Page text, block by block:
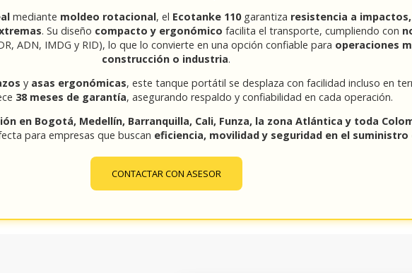
mediante moldeo rotacional, el Ecotanke 110garantiza resistencia a
. Su diseño compacto y ergonómico facilita el transporte, cumpliendo con
ADN, IMDG y RID), lo que lo convierte en una opción confiable para operaciones
construcción o industria.
y asas ergonómicas, este tanque portátil se desplaza con facilidad incluso en
38 meses de garantía, asegurando respaldo y confiabilidad en cada operación.
en Bogotá, Medellín, Barranquilla, Cali, Funza, la zona Atlántica y toda
para empresas que buscan eficiencia, movilidad y seguridad en el
CONTACTAR CON ASESOR